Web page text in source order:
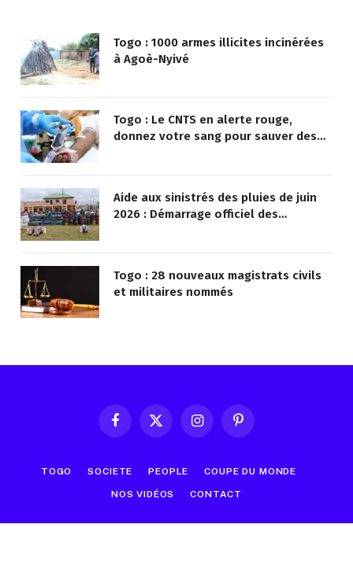
Togo : 1000 armes illicites incinérées
à Agoè-Nyivé
Togo : Le CNTS en alerte rouge,
donnez votre sang pour sauver des
Aide aux sinistrés des pluies de juin
2026 : Démarrage officiel des
Togo : 28 nouveaux magistrats civils
et militaires nommés
FacebookX
InstagramPinterest
TOGO SOCIETE PEOPLE COUPE DU MONDE
NOS VIDÉOS CONTACT